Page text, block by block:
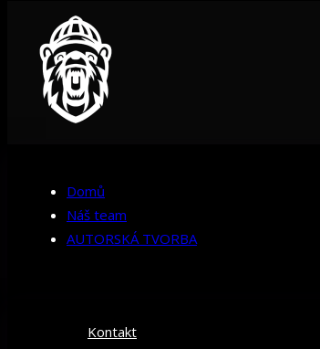
Domů
Náš team
AUTORSKÁ TVORBA
Kontakt